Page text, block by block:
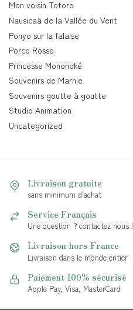
Mon voisin Totoro
Nausicaä de la Vallée du Vent
Ponyo sur la falaise
Porco Rosso
Princesse Mononoké
Souvenirs de Marnie
Souvenirs goutte à goutte
Studio Animation
Uncategorized
Livraison gratuite
sans minimum d'achat
Service Français
Une question ? contactez nous !
Livraison hors France
Livraison dans le monde entier
Paiement 100% sécurisé
Apple Pay, Visa, MasterCard